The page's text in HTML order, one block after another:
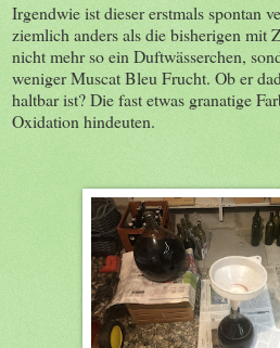
Irgendwie ist dieser erstmals spontan
ziemlich anders als die bisherigen mit
nicht mehr so ein Duftwässerchen,
weniger Muscat Bleu Frucht. Ob er
haltbar ist? Die fast etwas granatige
Oxidation hindeuten.